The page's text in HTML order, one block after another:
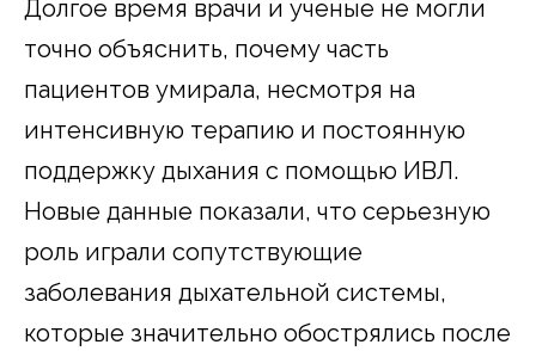
Долгое время врачи и ученые не могли
точно объяснить, почему часть
пациентов умирала, несмотря на
интенсивную терапию и постоянную
поддержку дыхания с помощью ИВЛ.
Новые данные показали, что серьезную
роль играли сопутствующие
заболевания дыхательной системы,
которые значительно обострялись после